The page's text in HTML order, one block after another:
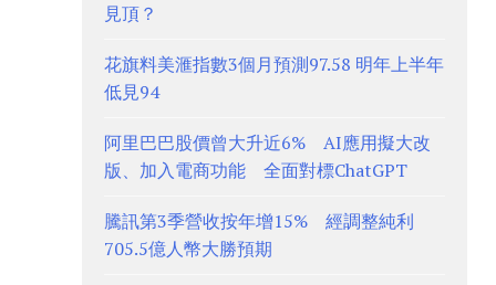
見頂？
花旗料美滙指數3個月預測97.58 明年上半年
低見94
阿里巴巴股價曾大升近6% AI應用擬大改
版、加入電商功能 全面對標ChatGPT
騰訊第3季營收按年增15% 經調整純利
705.5億人幣大勝預期